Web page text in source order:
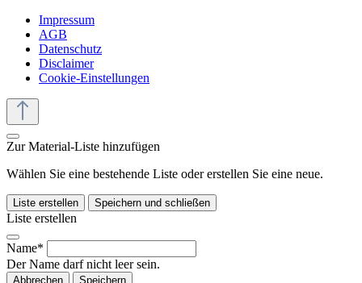
Impressum
AGB
Datenschutz
Disclaimer
Cookie-Einstellungen
Zur Material-Liste hinzufügen
Wählen Sie eine bestehende Liste oder erstellen Sie eine neue.
Liste erstellen Speichern und schließen
Liste erstellen
Name*
Der Name darf nicht leer sein.
Abbrechen Speichern